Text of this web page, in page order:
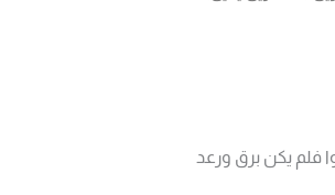
فلم يكن برق ورعد